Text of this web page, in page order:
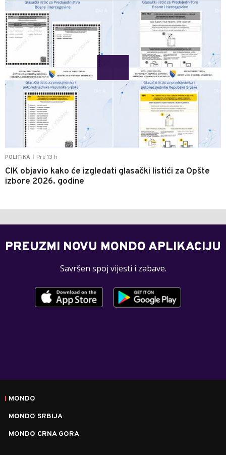
POLITIKA Pre 13 h
CIK objavio kako će izgledati glasački listići za Opšte
izbore 2026. godine
PREUZMI NOVU MONDO APLIKACIJU
Savršen spoj vijesti i zabave.
MONDO
MONDO SRBIJA
MONDO CRNA GORA